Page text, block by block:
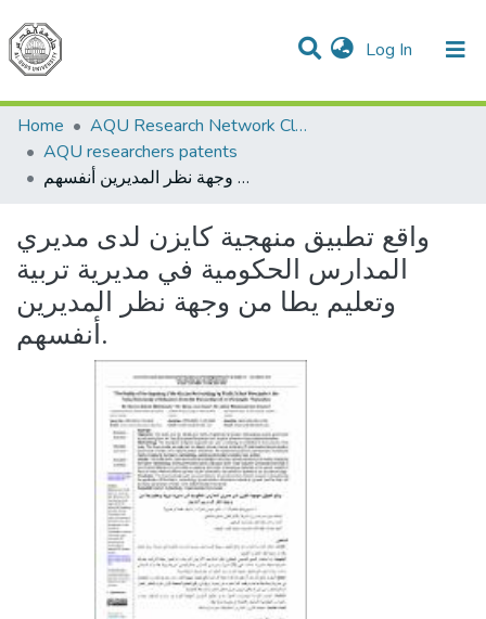
Log In (current)
Communities & Collections
All of DSpace
Home
AQU Research Network Clusters
AQU researchers patents
واقع تطبيق منهجية كايزن لدى مديري المدارس الحكومية في مديرية تربية وتعليم يطا من وجهة نظر المديرين أنفسهم.
واقع تطبيق منهجية كايزن لدى مديري
المدارس الحكومية في مديرية تربية
وتعليم يطا من وجهة نظر المديرين
أنفسهم.